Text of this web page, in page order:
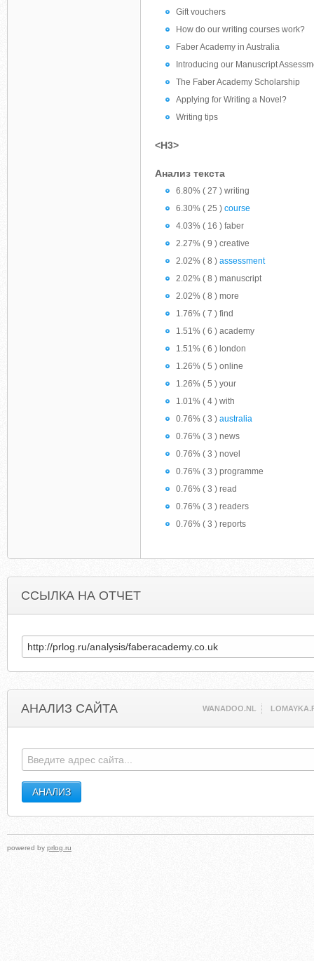
Gift vouchers
How do our writing courses work?
Faber Academy in Australia
Introducing our Manuscript
The Faber Academy Scholarship
Applying for Writing a Novel?
Writing tips
<H3>
Анализ текста
6.80% ( 27 ) writing
6.30% ( 25 ) course
4.03% ( 16 ) faber
2.27% ( 9 ) creative
2.02% ( 8 ) assessment
2.02% ( 8 ) manuscript
2.02% ( 8 ) more
1.76% ( 7 ) find
1.51% ( 6 ) academy
1.51% ( 6 ) london
1.26% ( 5 ) online
1.26% ( 5 ) your
1.01% ( 4 ) with
0.76% ( 3 ) australia
0.76% ( 3 ) news
0.76% ( 3 ) novel
0.76% ( 3 ) programme
0.76% ( 3 ) read
0.76% ( 3 ) readers
0.76% ( 3 ) reports
ССЫЛКА НА ОТЧЕТ
АНАЛИЗ САЙТА WANADOO.NL
powered by prlog.ru